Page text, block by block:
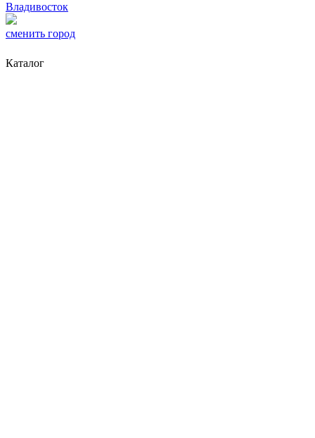
Владивосток
сменить город
Каталог